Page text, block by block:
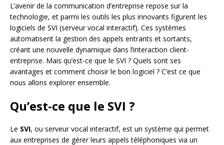
L’avenir de la communication d’entreprise repose sur la
technologie, et parmi les outils les plus innovants figurent les
logiciels de SVI (serveur vocal interactif). Ces systèmes
automatisent la gestion des appels entrants et sortants,
créant une nouvelle dynamique dans l’interaction client-
entreprise. Mais qu’est-ce que le SVI ? Quels sont ses
avantages et comment choisir le bon logiciel ? C’est ce que
nous allons explorer ensemble.
Qu’est-ce que le SVI ?
Le SVI, ou serveur vocal interactif, est un système qui permet
aux entreprises de gérer leurs appels téléphoniques via un